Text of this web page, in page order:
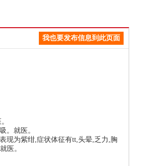
我也要发布信息到此页面
。就医。
现为紫绀,症状体征有tt,头晕,乏力,胸
医。